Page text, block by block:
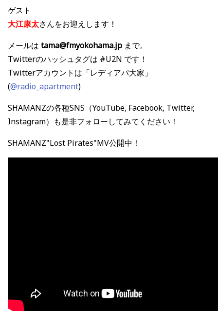
ゲスト
大江康太さんをお迎えします！
メールは tama@fmyokohama.jp まで。
Twitterのハッシュタグは #U2N です！
Twitterアカウントは「レディアパ大家」
(@radio_apartment)
SHAMANZの各種SNS（YouTube, Facebook, Twitter,
Instagram）も是非フォローしてみてください！
SHAMANZ"Lost Pirates"MV公開中！